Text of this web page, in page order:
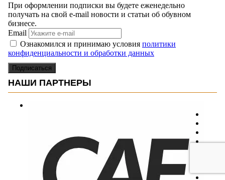
При оформлении подписки вы будете еженедельно
получать на свой e-mail новости и статьи об обувном
бизнесе.
Email
Ознакомился и принимаю условия политики
конфиденциальности и обработки данных
Подписаться
НАШИ ПАРТНЕРЫ